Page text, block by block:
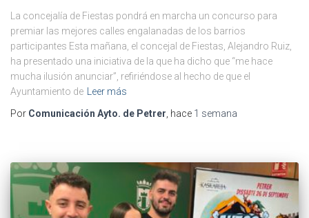
La concejalía de Fiestas pondrá en marcha un concurso para
premiar las mejores calles engalanadas de los barrios
participantes Esta mañana, el concejal de Fiestas, Alejandro Ruiz,
ha presentado una iniciativa de la que ha dicho que “me hace
mucha ilusión anunciar”, refiriéndose al hecho de que el
Ayuntamiento de
Leer más
Por Comunicación Ayto. de Petrer , hace 1 semana